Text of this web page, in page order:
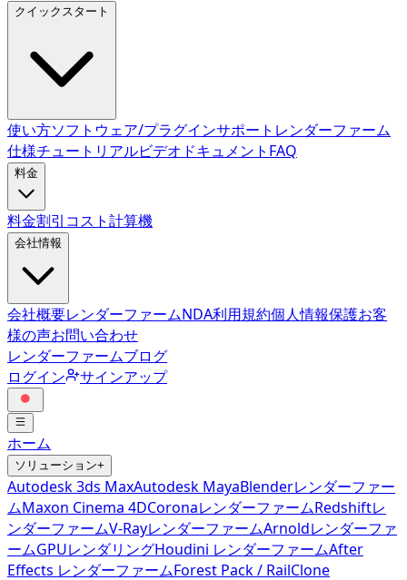
クイックスタート
使い方ソフトウェア/プラグインサポート レンダーファーム
仕様チュートリアルビデオ ドキュメント FAQ
料金
料金割引 コスト計算機
会社情報
会社概要レンダーファームNDA利用規約個人情報保護お客
様の声お問い合わせ
レンダーファームブログ
ログイン
サインアップ
ホーム
ソリューション+
Autodesk 3ds MaxAutodesk MayaBlenderレンダーファー
ムMaxon Cinema 4DCoronaレンダーファームRedshiftレ
ンダーファームV-RayレンダーファームArnoldレンダーファ
ームGPUレンダリングHoudini レンダーファームAfter
Effects レンダーファームForest Pack / RailClone